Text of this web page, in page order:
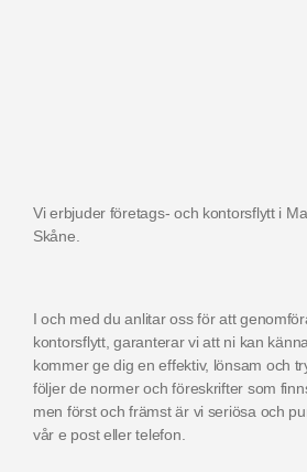
Vi erbjuder företags- och kontorsflytt i
Skåne.
I och med du anlitar oss för att
kontorsflytt, garanterar vi att ni kan
kommer ge dig en effektiv, lönsam och
följer de normer och föreskrifter som
men först och främst är vi seriösa och
vår e post eller telefon.